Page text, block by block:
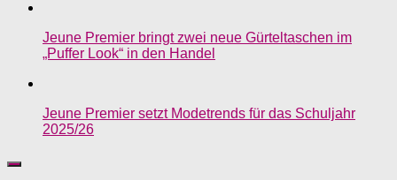
Jeune Premier bringt zwei neue Gürteltaschen im
„Puffer Look“ in den Handel
Jeune Premier setzt Modetrends für das Schuljahr
2025/26